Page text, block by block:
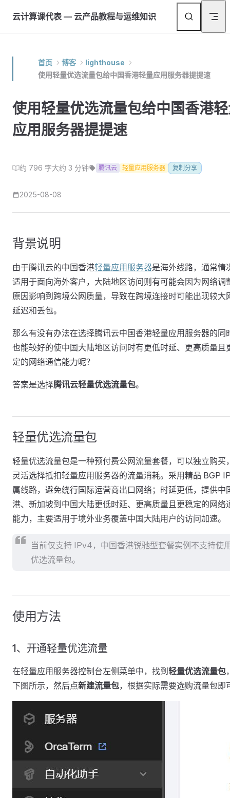
Skip to content
云计算课代表 — 云产品教程与运维知识
首页 博客
lighthouse
使用轻量优选流量包给中国香港轻量应用服务器提提速
使用轻量优选流量包给中国香港
应用服务器提提速
约 796 字大约 3 分钟 腾讯云 轻量应用服务器 复制分享
2025-08-08
背景说明
由于腾讯云的中国香港轻量应用服务器是海外线路，通常情
适用于面向海外客户，大陆地区访问则有可能会因为网络调
原因影响到跨境公网质量，导致在跨境连接时可能出现较大
延迟和丢包。
那么有没有办法在选择腾讯云中国香港轻量应用服务器的同
也能较好的使中国大陆地区访问时有更低时延、更高质量且
定的网络通信能力呢？
答案是选择腾讯云轻量优选流量包。
轻量优选流量包
轻量优选流量包是一种预付费公网流量套餐，可以独立购买
灵活选择抵扣轻量应用服务器的流量消耗。采用精品 BGP
属线路，避免绕行国际运营商出口网络；时延更低，提供中
港、新加坡到中国大陆更低时延、更高质量且更稳定的网络
能力，主要适用于境外业务覆盖中国大陆用户的访问加速。
当前仅支持 IPv4，中国香港锐驰型套餐实例不支持使
优选流量包。
使用方法
1、开通轻量优选流量
在轻量应用服务器控制台左侧菜单中，找到 轻量优选流量包
下图所示，然后点新建流量包，根据实际需要选购流量包即